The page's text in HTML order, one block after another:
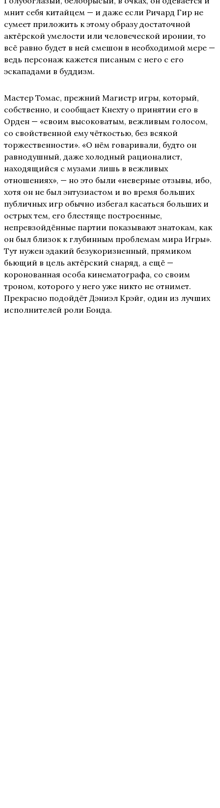
мнит себя китайцем — и даже если Ричард Гир не
сумеет приложить к этому образу достаточной
актёрской умелости или человеческой иронии, то
всё равно будет в ней смешон в необходимой мере —
ведь персонаж кажется писаным с него с его
эскападами в буддизм.
Мастер Томас, прежний Магистр игры, который,
собственно, и сообщает Кнехту о принятии его в
Орден — «своим высоковатым, вежливым голосом,
со свойственной ему чёткостью, без всякой
торжественности». «О нём говаривали, будто он
равнодушный, даже холодный рационалист,
находящийся с музами лишь в вежливых
отношениях», — но это были «неверные отзывы, ибо,
хотя он не был энтузиастом и во время больших
публичных игр обычно избегал касаться больших и
острых тем, его блестяще построенные,
непревзойдённые партии показывают знатокам, как
он был близок к глубинным проблемам мира Игры».
Тут нужен эдакий безукоризненный, прямиком
бьющий в цель актёрский снаряд, а ещё —
коронованная особа кинематографа, со своим
троном, которого у него уже никто не отнимет.
Прекрасно подойдёт Дэниэл Крэйг, один из лучших
исполнителей роли Бонда.